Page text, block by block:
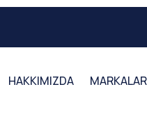
HAKKIMIZDA